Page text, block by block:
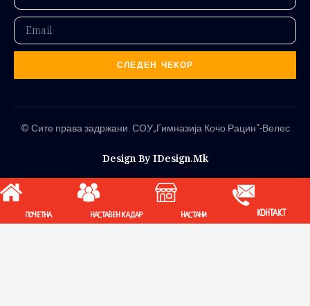
СЛЕДЕН ЧЕКОР
© Сите права задржани. СОУ„Гимназија Кочо Рацин“-Велес
Design By IDesign.mk
ПОЧЕТНА НАСТАВЕН КАДАР НАСТАНИ КОНТАКТ